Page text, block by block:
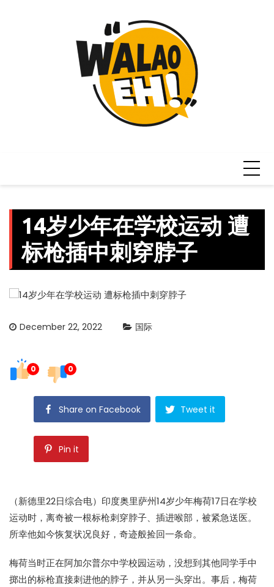
14岁少年在学校运动 遭
标枪插中刺穿脖子
December 22, 2022 国际
0 0
Share on Facebook Tweet it
Pin it
（新德里22日综合电）印度奥里萨州14岁少年梅荷17日在学校
运动时，离奇被一根标枪刺穿脖子、插进喉部，被紧急送医。
所幸他如今恢复状况良好，奇迹般捡回一条命。
梅荷当时正在阿加尔普尔中学校园运动，没想到其他同学手中
掷出的标枪直接刺进他的脖子，并从另一头穿出。事后，梅荷